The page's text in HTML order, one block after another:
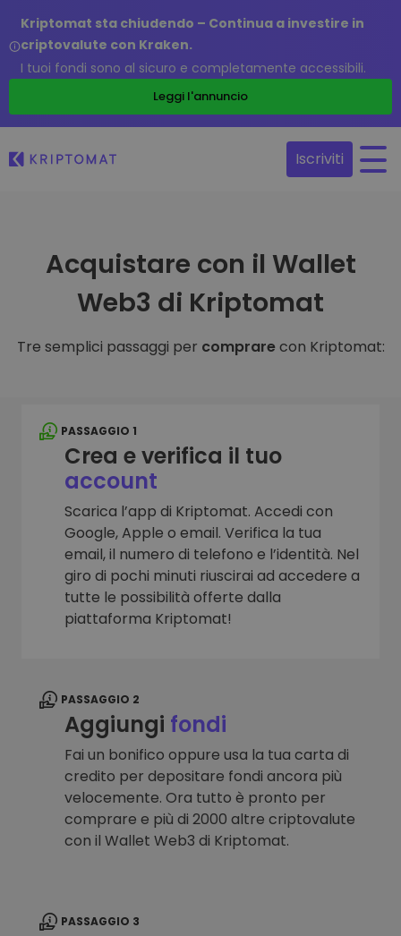
Kriptomat sta chiudendo – Continua a investire in
criptovalute con Kraken.
I tuoi fondi sono al sicuro e completamente accessibili.
Leggi l'annuncio
Iscriviti
Acquistare con il Wallet
Web3 di Kriptomat
Tre semplici passaggi per comprarecon Kriptomat:
PASSAGGIO 1
Crea e verifica il tuo
account
Scarica l’app di Kriptomat. Accedi con
Google, Apple o email. Verifica la tua
email, il numero di telefono e l’identità. Nel
giro di pochi minuti riuscirai ad accedere a
tutte le possibilità offerte dalla
piattaforma Kriptomat!
PASSAGGIO 2
Aggiungi fondi
Fai un bonifico oppure usa la tua carta di
credito per depositare fondi ancora più
velocemente. Ora tutto è pronto per
comprare e più di 2000 altre criptovalute
con il Wallet Web3 di Kriptomat.
PASSAGGIO 3